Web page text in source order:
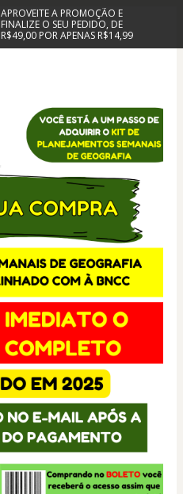
APROVEITE A PROMOÇÃO E
FINALIZE O SEU PEDIDO, DE
R$49,00 POR APENAS R$14,99